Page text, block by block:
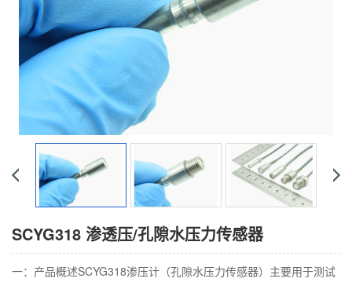
SCYG318 渗透压/孔隙水压力传感器
一：产品概述SCYG318渗压计（孔隙水压力传感器）主要用于测试